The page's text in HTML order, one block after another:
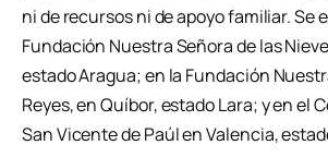
ni de recursos ni de apoyo familiar. Se
Fundación Nuestra Señora de las
estado Aragua; en la Fundación
Reyes, en Quíbor, estado Lara; y en el
San Vicente de Paúl en Valencia,